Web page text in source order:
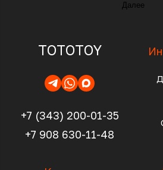
Далее
TOTOTOY
+7 (343) 200-01-35
+7 908 630-11-48